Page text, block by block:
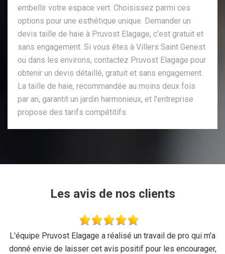
embellir votre espace vert. Choisissez parmi ces
options pour une esthétique unique. Demander un
devis taille de haie à Pruvost Elagage, c’est gratuit et
sans engagement. Si vous êtes à Villers Saint Genest
ou dans les environs, contactez Pruvost Elagage pour
obtenir un devis détaillé, gratuit et sans engagement.
La taille de haie, recommandée au moins deux fois
par an, garantit un jardin harmonieux, et l'entreprise
propose des tarifs compétitifs.
Les avis de nos clients
L'équipe Pruvost Elagage a réalisé un travail de pro qui m'a
donné envie de laisser cet avis positif pour les encourager,